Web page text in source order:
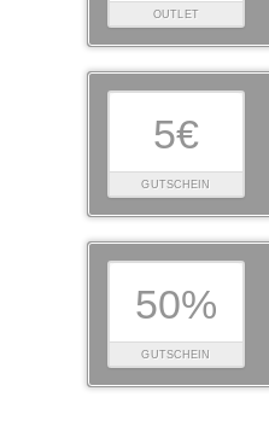
OUTLET
5€
GUTSCHEIN
50%
GUTSCHEIN